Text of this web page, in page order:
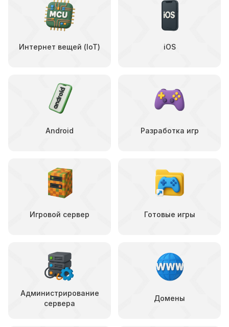
Интернет вещей (IoT) iOS
Android Разработка игр
Игровой сервер Готовые игры
Администрирование
сервера
Домены